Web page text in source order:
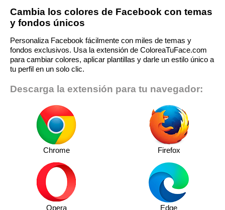
Cambia los colores de Facebook con temas
y fondos únicos
Personaliza Facebook fácilmente con miles de temas y
fondos exclusivos. Usa la extensión de ColoreaTuFace.com
para cambiar colores, aplicar plantillas y darle un estilo único a
tu perfil en un solo clic.
Descarga la extensión para tu navegador:
Chrome Firefox
Opera Edge